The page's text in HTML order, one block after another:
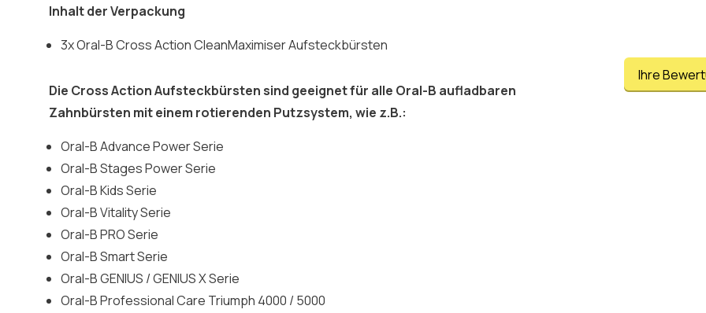
Inhalt der Verpackung
3x Oral-B Cross Action CleanMaximiser Aufsteckbürsten
Die Cross Action Aufsteckbürsten sind geeignet für alle Oral-B aufladbaren
Zahnbürsten mit einem rotierenden Putzsystem, wie z.B.:
Oral-B Advance Power Serie
Oral-B Stages Power Serie
Oral-B Kids Serie
Oral-B Vitality Serie
Oral-B PRO Serie
Oral-B Smart Serie
Oral-B GENIUS / GENIUS X Serie
Oral-B Professional Care Triumph 4000 / 5000
Ihre